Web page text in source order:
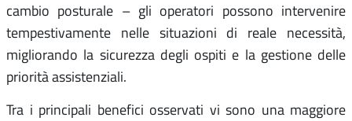
cambio posturale – gli operatori possono intervenire
tempestivamente nelle situazioni di reale necessità,
migliorando la sicurezza degli ospiti e la gestione delle
priorità assistenziali.
Tra i principali benefici osservati vi sono una maggiore